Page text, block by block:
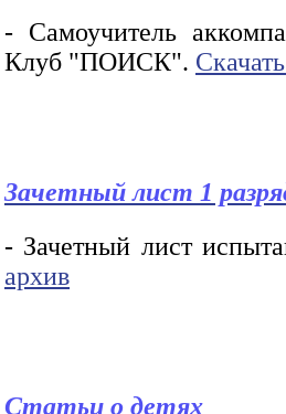
- Самоучитель
Клуб "ПОИСК".
Зачетный лист 1
- Зачетный лист
архив
Статьи о детях